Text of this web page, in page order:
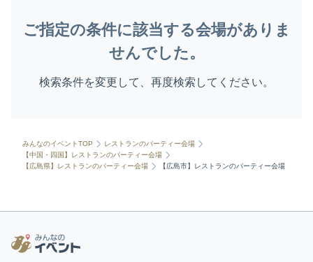
ご指定の条件に該当する会場がありま
せんでした。
検索条件を変更して、再度検索してください。
みんなのイベントTOP
レストランのパーティー会場
【中国・四国】レストランのパーティー会場
【広島県】レストランのパーティー会場
【広島市】レストランのパーティー会場